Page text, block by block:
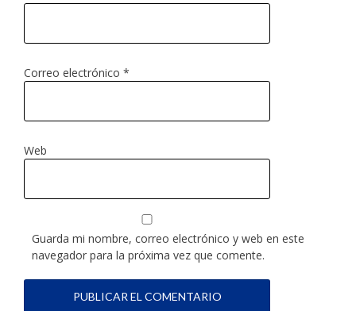
Correo electrónico *
Web
Guarda mi nombre, correo electrónico y web en este
navegador para la próxima vez que comente.